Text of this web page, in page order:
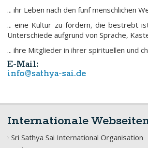
... ihr Leben nach den fünf menschlichen
... eine Kultur zu fördern, die bestrebt
Unterschiede aufgrund von Sprache,
... ihre Mitglieder in ihrer spirituellen und
E-Mail:
info@sathya-sai.de
Internationale
Sri Sathya Sai International Organisation